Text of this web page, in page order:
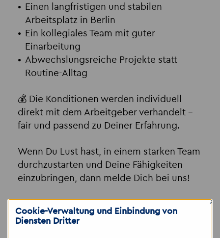
Einen langfristigen und stabilen
Arbeitsplatz in Berlin
Ein kollegiales Team mit guter
Einarbeitung
Abwechslungsreiche Projekte statt
Routine-Alltag
💰 Die Konditionen werden individuell
direkt mit dem Arbeitgeber verhandelt –
fair und passend zu Deiner Erfahrung.
Wenn Du Lust hast, in einem starken Team
durchzustarten und Deine Fähigkeiten
einzubringen, dann melde Dich bei uns!
👉 Wir freuen uns auf Deine Bewerbung!
Cookie-Verwaltung und Einbindung von
Diensten Dritter
×